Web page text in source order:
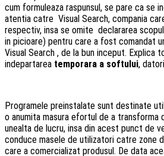
cum formuleaza raspunsul, se pare ca se
atentia catre Visual Search, compania
respectiv, insa se omite declararea
in picioare) pentru care a fost comandat
Visual Search , de la bun inceput. Explica
indepartarea temporara a softului,
Programele preinstalate sunt destinate
o anumita masura efortul de a transforma
unealta de lucru, insa din acest punct de
conduce masele de utilizatori catre zone
care a comercializat produsul. De data